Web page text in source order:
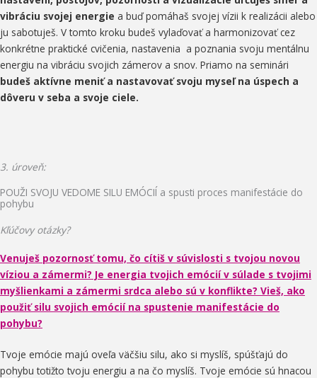
vibráciu svojej energie a buď pomáhaš svojej vízii k realizácii alebo
ju sabotuješ. V tomto kroku budeš vylaďovať a harmonizovať cez
konkrétne praktické cvičenia, nastavenia a poznania svoju mentálnu
energiu na vibráciu svojich zámerov a snov. Priamo na seminári
budeš aktívne meniť a nastavovať svoju myseľ na úspech a
dôveru v seba a svoje ciele.
3. úroveň:
POUŽI SVOJU VEDOME SILU EMÓCIÍ a spusti proces manifestácie do
pohybu
Kľúčovy otázky?
Venuješ pozornosť tomu, čo cítiš v súvislosti s tvojou novou
víziou a zámermi? Je energia tvojich emócií v súlade s tvojimi
myšlienkami a zámermi srdca alebo sú v konflikte? Vieš, ako
použiť silu svojich emócií na spustenie manifestácie do
pohybu?
Tvoje emócie majú oveľa väčšiu silu, ako si myslíš, spúšťajú do
pohybu totižto tvoju energiu a na čo myslíš. Tvoje emócie sú hnacou